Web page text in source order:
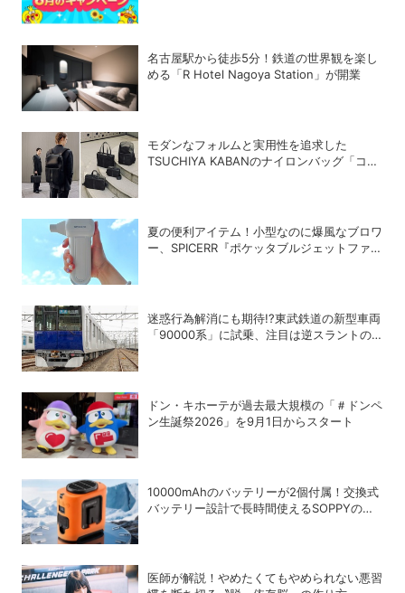
名古屋駅から徒歩5分！鉄道の世界観を楽し
める「R Hotel Nagoya Station」が開業
モダンなフォルムと実用性を追求した
TSUCHIYA KABANのナイロンバッグ「コー
夏の便利アイテム！小型なのに爆風なブロワ
ー、SPICERR『ポケッタブルジェットファン
迷惑行為解消にも期待!?東武鉄道の新型車両
「90000系」に試乗、注目は逆スラントの
ドン・キホーテが過去最大規模の「＃ドンペ
ン生誕祭2026」を9月1日からスタート
10000mAhのバッテリーが2個付属！交換式
バッテリー設計で長時間使えるSOPPYの
医師が解説！やめたくてもやめられない悪習